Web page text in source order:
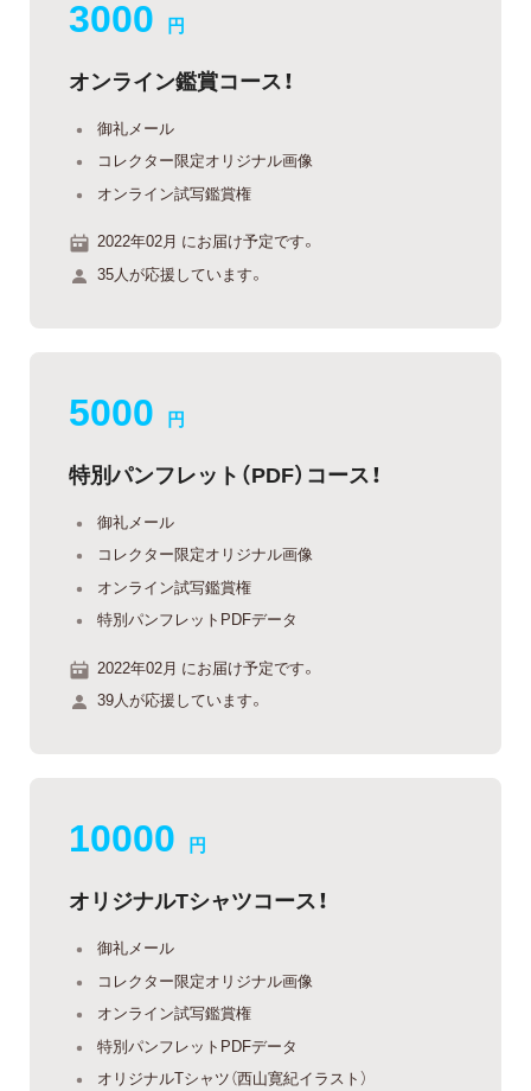
3000 円
オンライン鑑賞コース！
御礼メール
コレクター限定オリジナル画像
オンライン試写鑑賞権
2022年02月 にお届け予定です。
35人が応援しています。
5000 円
特別パンフレット（PDF）コース！
御礼メール
コレクター限定オリジナル画像
オンライン試写鑑賞権
特別パンフレットPDFデータ
2022年02月 にお届け予定です。
39人が応援しています。
10000 円
オリジナルTシャツコース！
御礼メール
コレクター限定オリジナル画像
オンライン試写鑑賞権
特別パンフレットPDFデータ
オリジナルTシャツ（西山寛紀イラスト）